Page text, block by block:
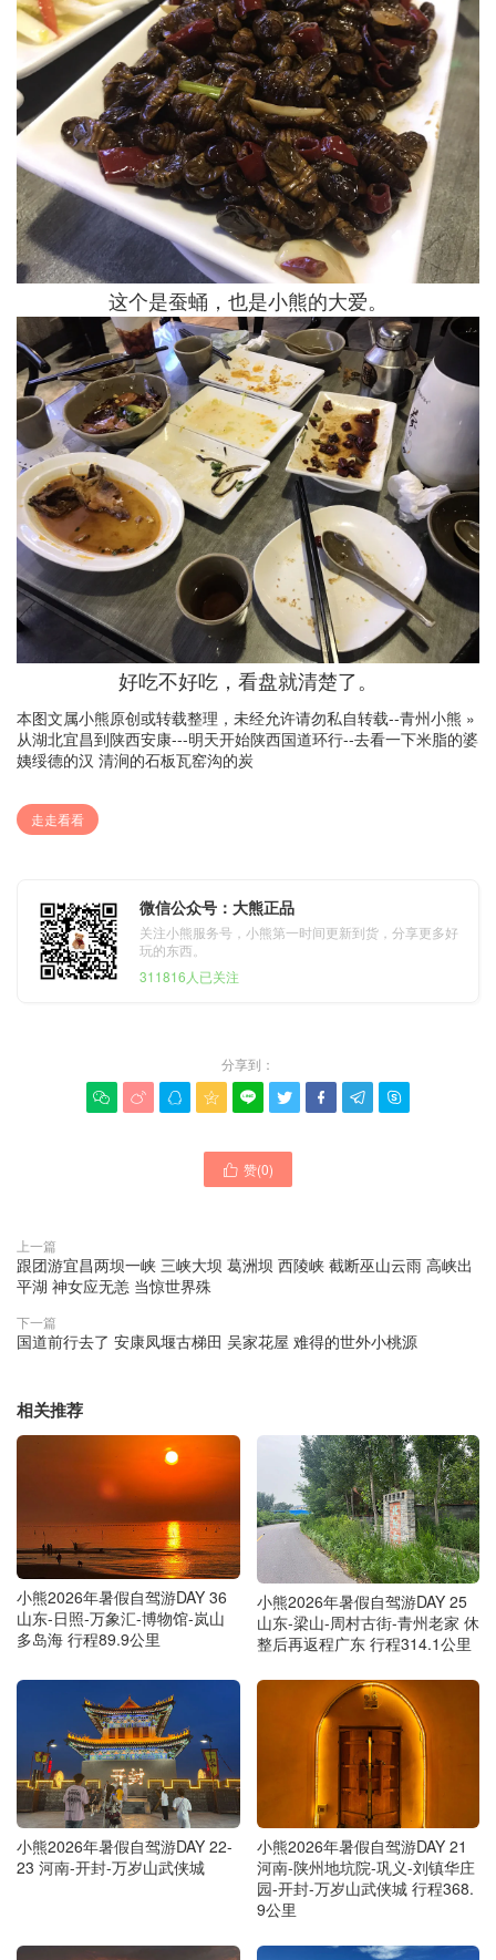
这个是蚕蛹，也是小熊的大爱。
好吃不好吃，看盘就清楚了。
本图文属小熊原创或转载整理，未经允许请勿私自转载--青州小熊 »
从湖北宜昌到陕西安康---明天开始陕西国道环行--去看一下米脂的婆
姨绥德的汉 清涧的石板瓦窑沟的炭
走走看看
微信公众号：大熊正品
关注小熊服务号，小熊第一时间更新到货，分享更多好
玩的东西。
311816人已关注
分享到：
        
 赞(0)
上一篇
跟团游宜昌两坝一峡 三峡大坝 葛洲坝 西陵峡 截断巫山云雨 高峡出
平湖 神女应无恙 当惊世界殊
下一篇
国道前行去了 安康凤堰古梯田 吴家花屋 难得的世外小桃源
相关推荐
小熊2026年暑假自驾游DAY 36
山东-日照-万象汇-博物馆-岚山
多岛海 行程89.9公里
小熊2026年暑假自驾游DAY 25
山东-梁山-周村古街-青州老家 休
整后再返程广东 行程314.1公里
小熊2026年暑假自驾游DAY 22-
23 河南-开封-万岁山武侠城
小熊2026年暑假自驾游DAY 21
河南-陕州地坑院-巩义-刘镇华庄
园-开封-万岁山武侠城 行程368.
9公里